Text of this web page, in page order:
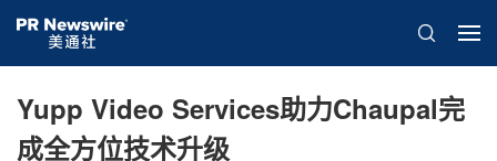
Yupp Video Services助力Chaupal完
成全方位技术升级